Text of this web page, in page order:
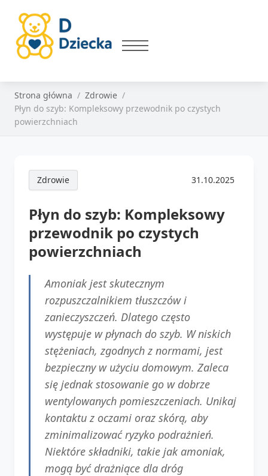
Strona główna
Zdrowie
Płyn do szyb: Kompleksowy przewodnik po czystych
powierzchniach
Zdrowie 31.10.2025
Płyn do szyb: Kompleksowy
przewodnik po czystych
powierzchniach
Amoniak jest skutecznym
rozpuszczalnikiem tłuszczów i
zanieczyszczeń. Dlatego często
występuje w płynach do szyb. W niskich
stężeniach, zgodnych z normami, jest
bezpieczny w użyciu domowym. Zaleca
się jednak stosowanie go w dobrze
wentylowanych pomieszczeniach. Unikaj
kontaktu z oczami oraz skórą, aby
zminimalizować ryzyko podrażnień.
Niektóre składniki, takie jak amoniak,
mogą być drażniące dla dróg